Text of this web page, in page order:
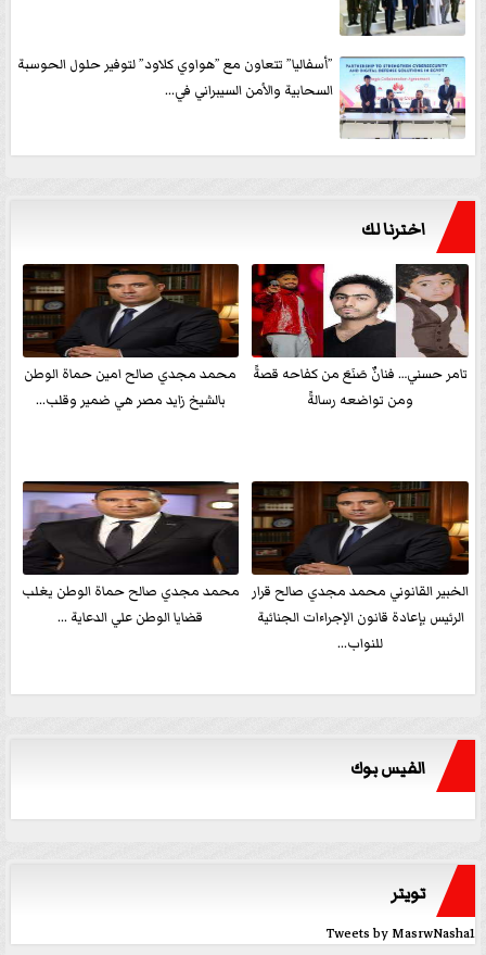
”أسفاليا” تتعاون مع ”هواوي كلاود” لتوفير حلول الحوسبة
السحابية والأمن السيبراني في...
اخترنا لك
تامر حسني… فنانٌ صَنَعَ من كفاحه قصةً
ومن تواضعه رسالةً
محمد مجدي صالح امين حماة الوطن
بالشيخ زايد مصر هي ضمير وقلب...
الخبير القانوني محمد مجدي صالح قرار
الرئيس بإعادة قانون الإجراءات الجنائية
للنواب...
محمد مجدي صالح حماة الوطن يغلب
قضايا الوطن علي الدعاية ...
الفيس بوك
تويتر
Tweets by MasrwNasha1